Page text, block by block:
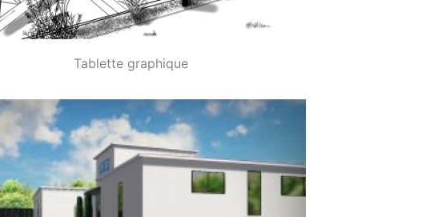
Tablette graphique